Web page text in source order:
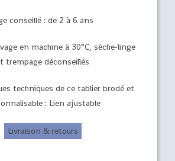
conseillé : de 2 à 6 ans
en machine à 30°C, sèche-linge
trempage déconseillés
techniques de ce tablier brodé et
: Lien ajustable
Livraison & retours